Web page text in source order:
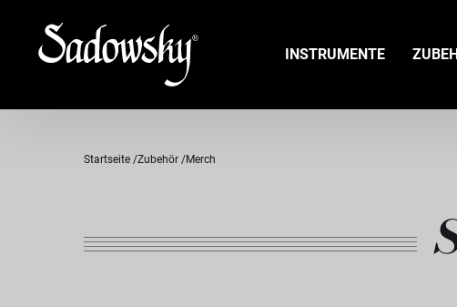
INSTRUMENTE
Startseite Zubehör Merch